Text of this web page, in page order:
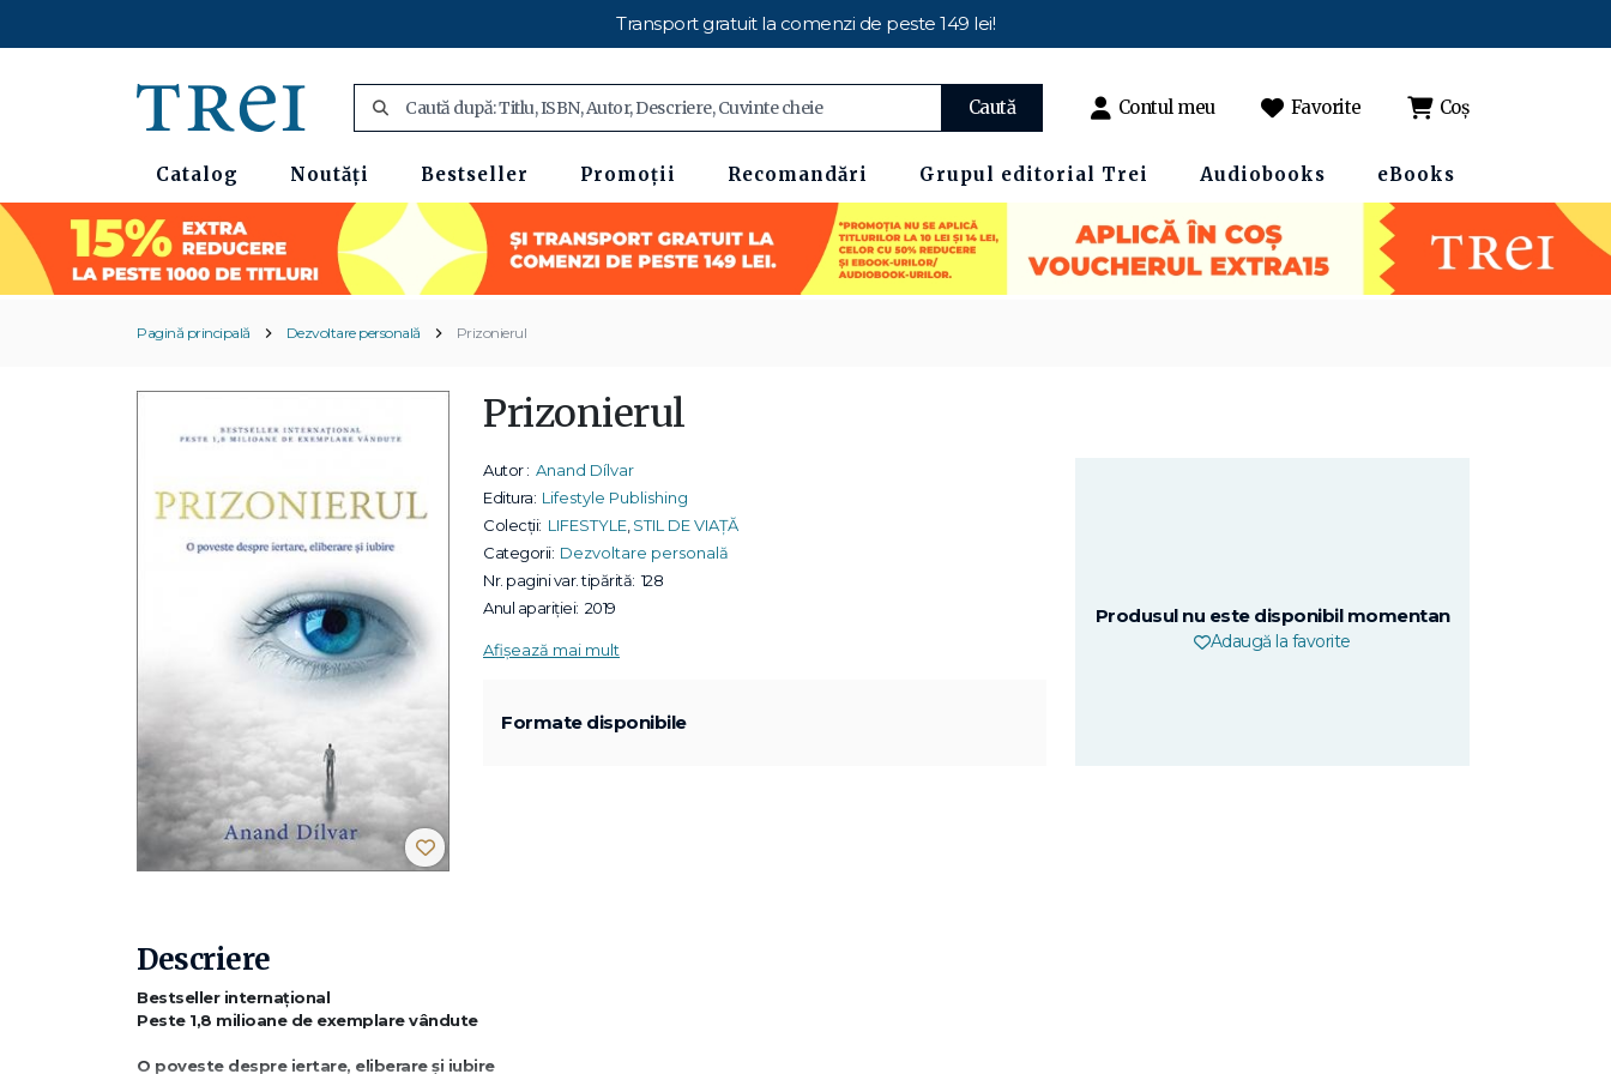
Transport gratuit la comenzi de peste 149 lei!
Caută Contul meu Favorite Coș
Catalog Noutăți Bestseller Promoții Recomandări Grupul editorial Trei Audiobooks eBooks
Pagină principală Dezvoltare personală Prizonierul
Prizonierul
Autor : Anand Dílvar
Editura: Lifestyle Publishing
Colecții: LIFESTYLE, STIL DE VIAȚĂ
Categorii: Dezvoltare personală
Nr. pagini var. tipărită: 128
Anul apariției: 2019
Afișează mai mult
Formate disponibile
Produsul nu este disponibil momentan
Adaugă la favorite
Descriere
Bestseller internațional
Peste 1,8 milioane de exemplare vândute
O poveste despre iertare, eliberare și iubire